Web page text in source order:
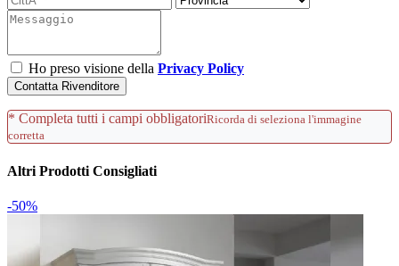
Ho preso visione della Privacy Policy
Contatta Rivenditore
* Completa tutti i campi obbligatoriRicorda di seleziona l'immagine
corretta
Altri Prodotti Consigliati
-50%